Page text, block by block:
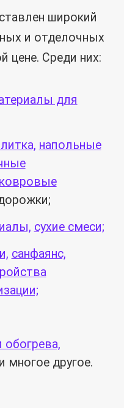
широкий
и отделочных
цене. Среди них:
для
напольные
ковровые
сухие смеси;
санфаянс,
и многое другое.